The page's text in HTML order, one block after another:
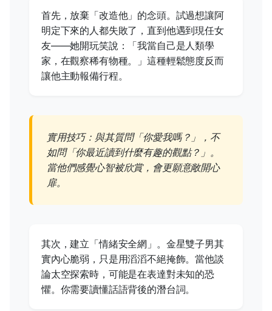
首先，放棄「改造他」的念頭。試過想讓阿
明定下來的人都失敗了，直到他遇到現任女
友——她開玩笑說：「我當自己是人類學
家，在觀察稀有物種。」這種輕鬆態度反而
讓他主動報備行程。
實用技巧：與其質問「你愛我嗎？」，不
如問「你最近讀到什麼有趣的觀點？」。
當他們感覺心智被欣賞，會更願意敞開心
扉。
其次，建立「情緒安全網」。金星雙子男其
實內心脆弱，只是用滔滔不絕掩飾。當他談
論太空探索時，可能是在表達對未知的恐
懼。你需要讀懂話語背後的潛台詞。